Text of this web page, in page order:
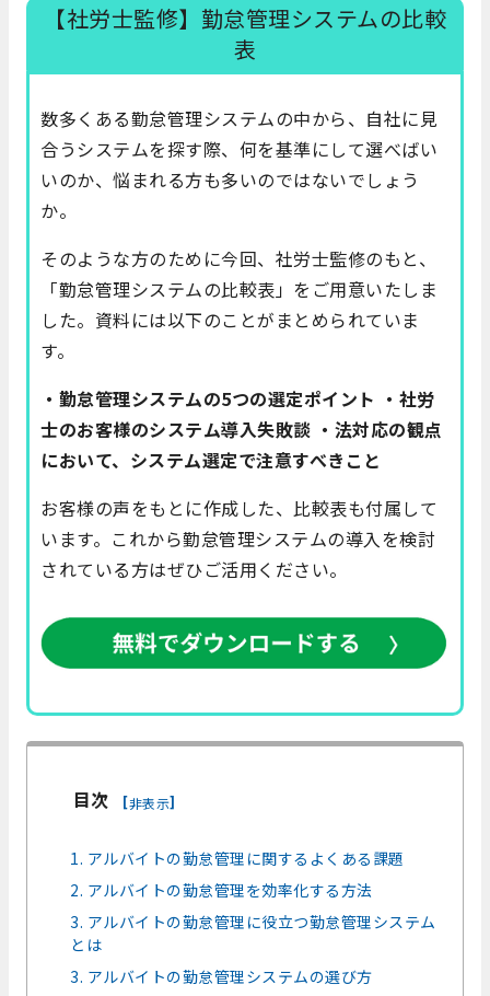
【社労士監修】勤怠管理システムの比較
表
数多くある勤怠管理システムの中から、自社に見
合うシステムを探す際、何を基準にして選べばい
いのか、悩まれる方も多いのではないでしょう
か。
そのような方のために今回、社労士監修のもと、
「勤怠管理システムの比較表」をご用意いたしま
した。資料には以下のことがまとめられていま
す。
・勤怠管理システムの5つの選定ポイント ・社労
士のお客様のシステム導入失敗談 ・法対応の観点
において、システム選定で注意すべきこと
お客様の声をもとに作成した、比較表も付属して
います。これから勤怠管理システムの導入を検討
されている方はぜひご活用ください。
目次 [非表示]
1. アルバイトの勤怠管理に関するよくある課題
2. アルバイトの勤怠管理を効率化する方法
3. アルバイトの勤怠管理に役立つ勤怠管理システム
とは
3. アルバイトの勤怠管理システムの選び方